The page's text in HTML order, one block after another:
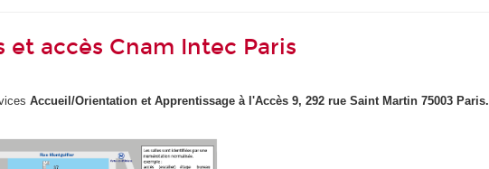
et accès Cnam Intec Paris
Accueil/Orientation et Apprentissage à l'Accès 9, 292 rue Saint Martin 75003 Paris.